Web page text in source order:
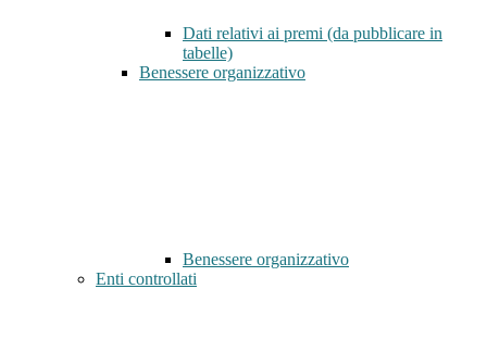
Dati relativi ai premi (da pubblicare in
tabelle)
Benessere organizzativo
Benessere organizzativo
Enti controllati